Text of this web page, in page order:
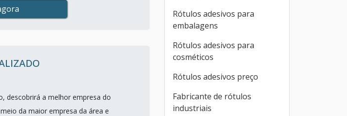
descobrirá a melhor empresa do
da maior empresa da área e
Rótulos adesivos para
embalagens
Rótulos adesivos para
cosméticos
Rótulos adesivos preço
Fabricante de rótulos
industriais